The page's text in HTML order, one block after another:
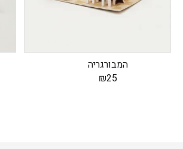
המבורגריה
₪25